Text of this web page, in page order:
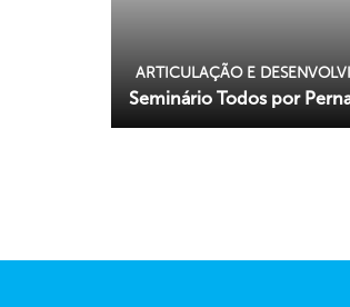
ARTICULAÇÃO E
Seminário Todos por